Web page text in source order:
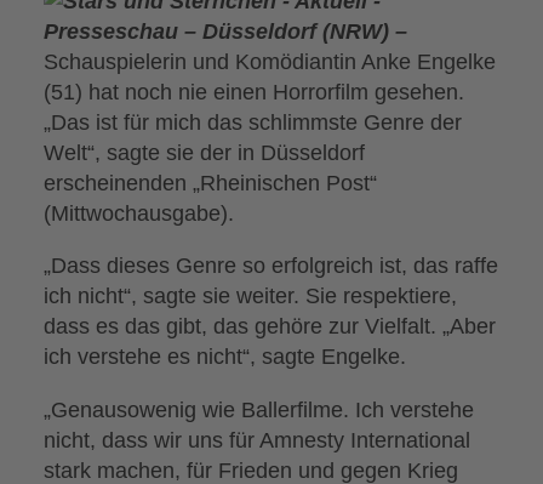
Presseschau – Düsseldorf (NRW) –
Schauspielerin und Komödiantin Anke Engelke
(51) hat noch nie einen Horrorfilm gesehen.
„Das ist für mich das schlimmste Genre der
Welt“, sagte sie der in Düsseldorf
erscheinenden „Rheinischen Post“
(Mittwochausgabe).
„Dass dieses Genre so erfolgreich ist, das raffe
ich nicht“, sagte sie weiter. Sie respektiere,
dass es das gibt, das gehöre zur Vielfalt. „Aber
ich verstehe es nicht“, sagte Engelke.
„Genausowenig wie Ballerfilme. Ich verstehe
nicht, dass wir uns für Amnesty International
stark machen, für Frieden und gegen Krieg